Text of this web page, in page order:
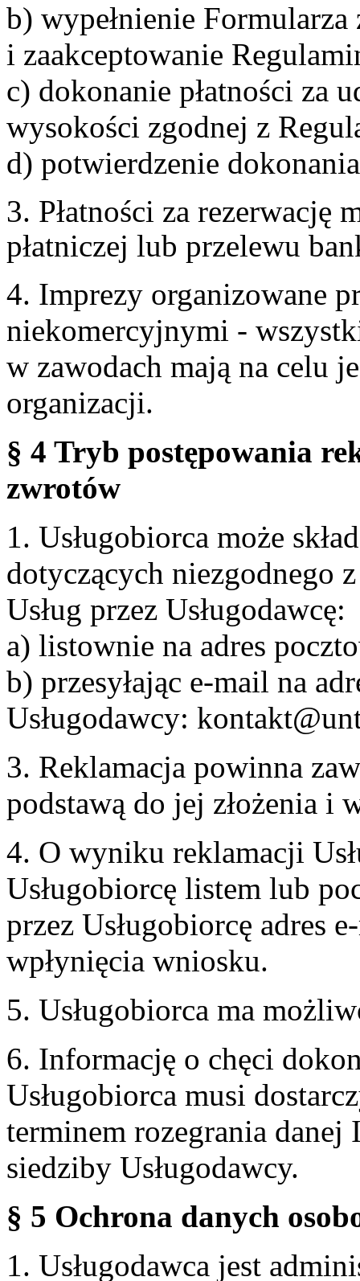
b) wypełnienie Formularza
i zaakceptowanie
c) dokonanie płatności za
wysokości zgodnej z
d) potwierdzenie
3. Płatności za rezerwację
płatniczej lub przelewu
4. Imprezy organizowane
niekomercyjnymi -
w zawodach mają na celu
organizacji.
§ 4 Tryb postępowania
zwrotów
1. Usługobiorca może
dotyczących niezgodnego
Usług przez Usługodawcę:
a) listownie na adres
b) przesyłając e-mail na
Usługodawcy:
3. Reklamacja powinna
podstawą do jej złożenia i
4. O wyniku reklamacji
Usługobiorcę listem lub
przez Usługobiorcę adres
wpłynięcia wniosku.
5. Usługobiorca ma
6. Informację o chęci
Usługobiorca musi
terminem rozegrania
siedziby Usługodawcy.
§ 5 Ochrona danych
1. Usługodawca jest